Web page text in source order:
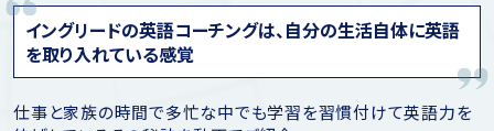
イングリードの英語コーチングは、自分の生活自体に英語
を取り入れている感覚
仕事と家族の時間で多忙な中でも学習を習慣付けて英語力を